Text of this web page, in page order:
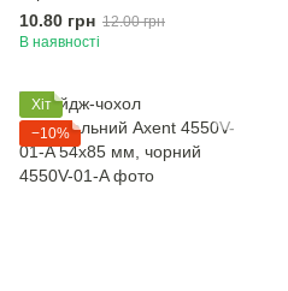
чорний
10.80 грн 12.00 грн
В наявності
Хіт
−10%